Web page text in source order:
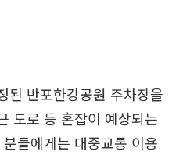
된 반포한강공원 주차장을
도로 등 혼잡이 예상되는
들에게는 대중교통 이용